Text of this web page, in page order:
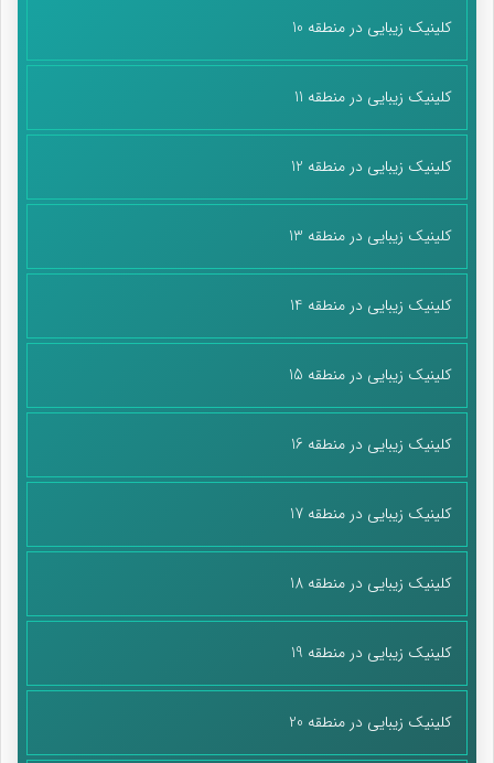
کلینیک زیبایی در منطقه 10
کلینیک زیبایی در منطقه 11
کلینیک زیبایی در منطقه 12
کلینیک زیبایی در منطقه 13
کلینیک زیبایی در منطقه 14
کلینیک زیبایی در منطقه 15
کلینیک زیبایی در منطقه 16
کلینیک زیبایی در منطقه 17
کلینیک زیبایی در منطقه 18
کلینیک زیبایی در منطقه 19
کلینیک زیبایی در منطقه 20